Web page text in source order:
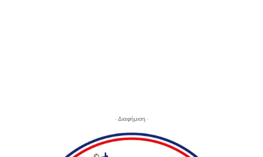
- Διαφήμιση -